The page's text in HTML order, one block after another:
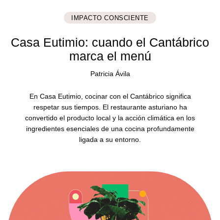
IMPACTO CONSCIENTE
Casa Eutimio: cuando el Cantábrico
marca el menú
Patricia Ávila
En Casa Eutimio, cocinar con el Cantábrico significa
respetar sus tiempos. El restaurante asturiano ha
convertido el producto local y la acción climática en los
ingredientes esenciales de una cocina profundamente
ligada a su entorno.